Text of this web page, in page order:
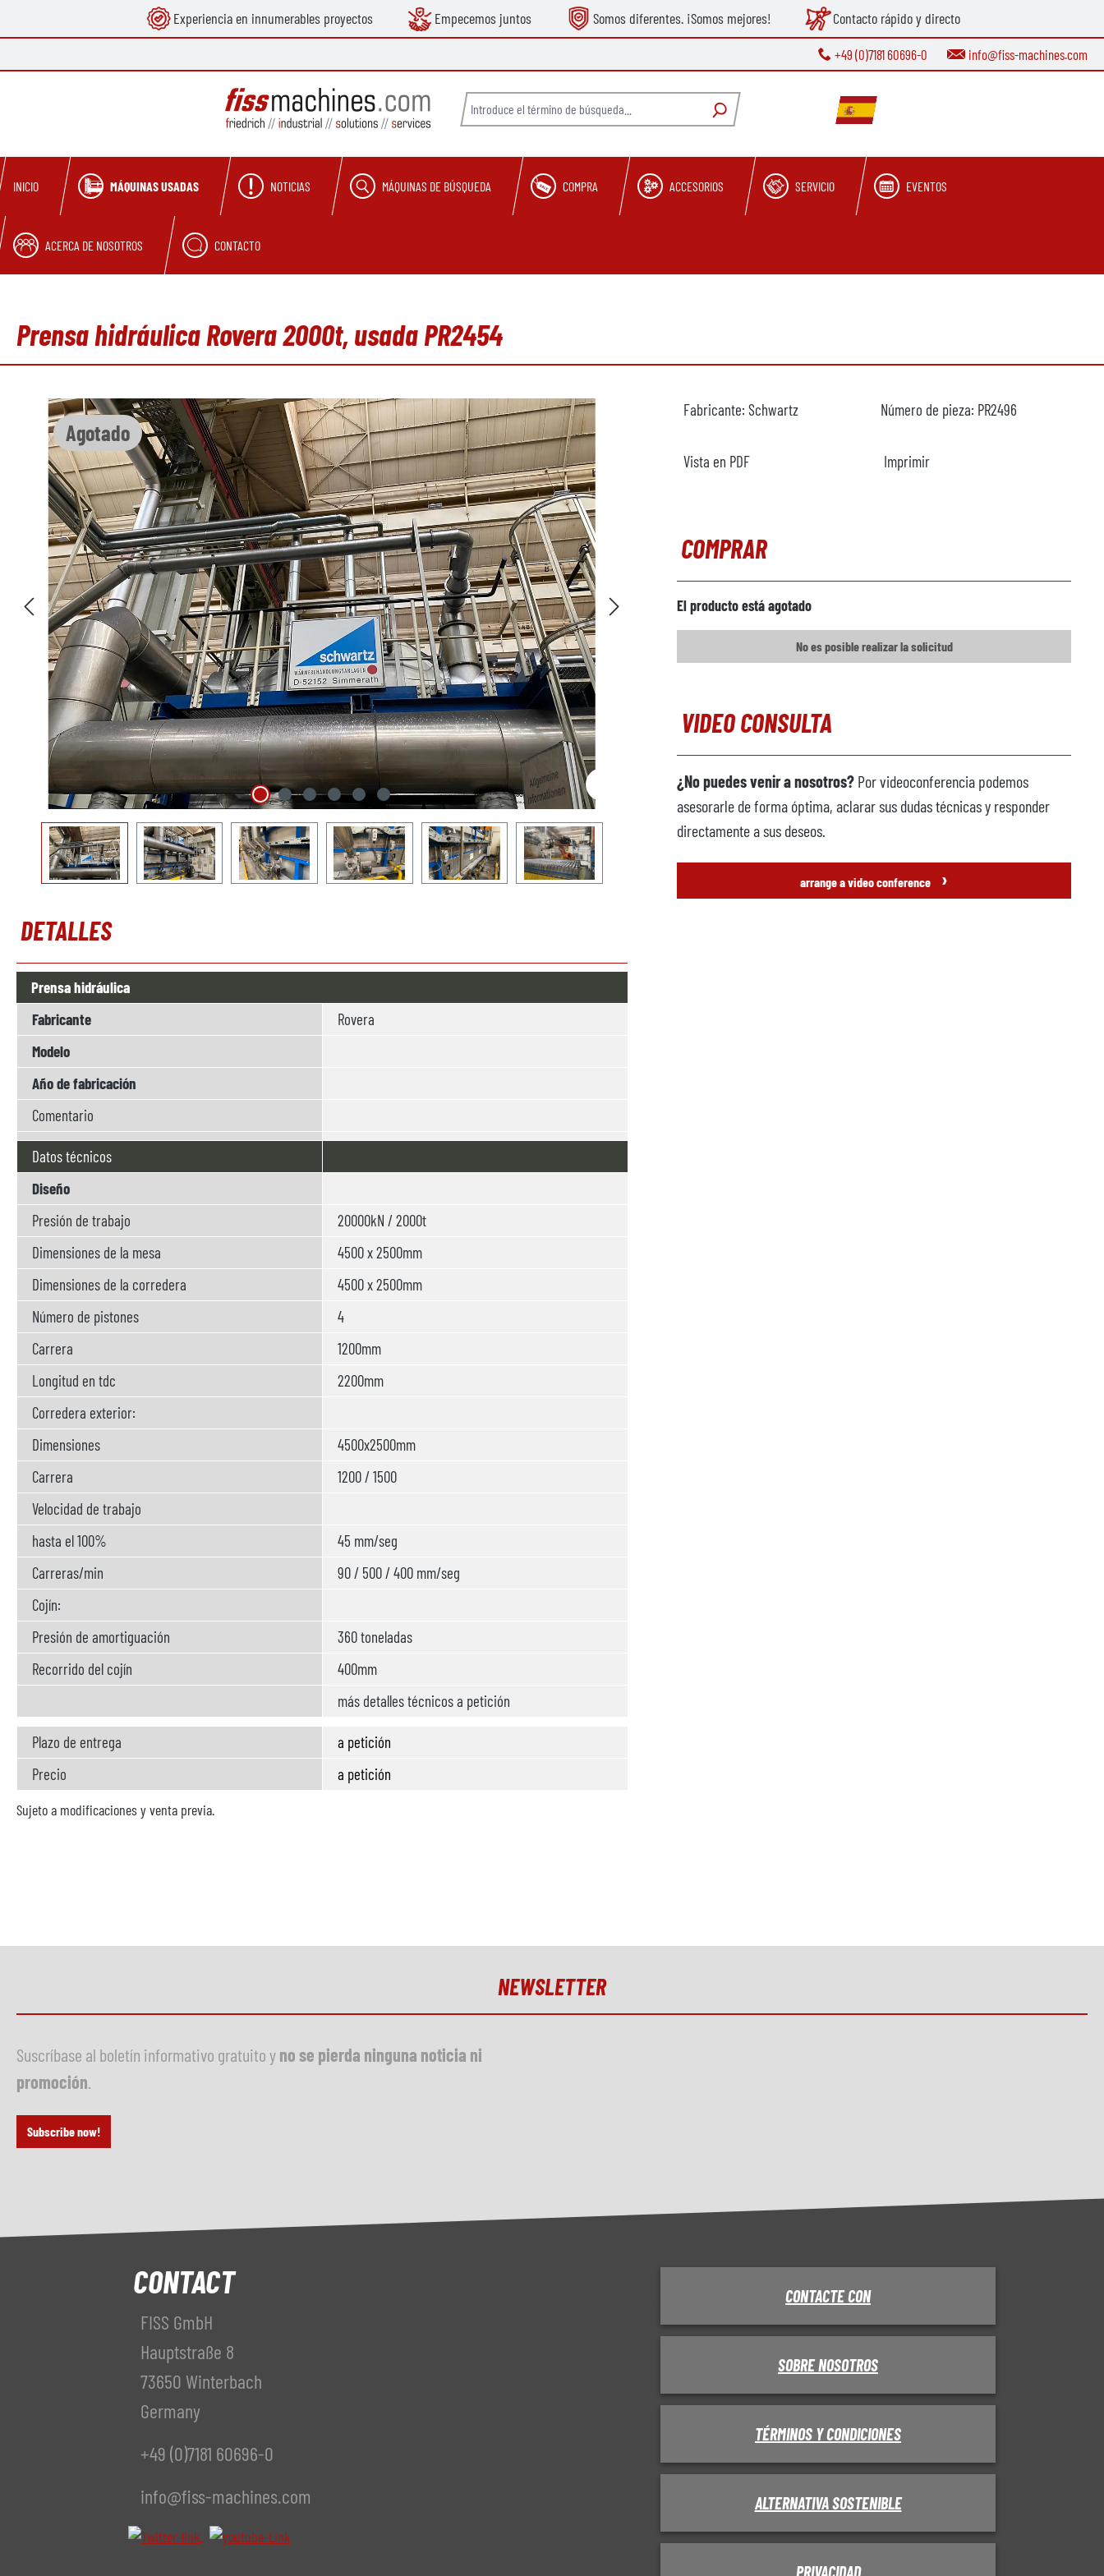
Saltar a la navegación principalExperiencia en innumerables proyectos Empecemos juntos Somos diferentes. ¡Somos mejores! Contacto rápido y directo
+49 (0)7181 60696-0 info@fiss-machines.com
INICIO MÁQUINAS USADAS NOTICIAS MÁQUINAS DE BÚSQUEDA COMPRA ACCESORIOS SERVICIO EVENTOS
ACERCA DE NOSOTROS CONTACTO
Prensa hidráulica Rovera 2000t, usada PR2454
Agotado
Omitir galería de imágenes
DETALLES
Prensa hidráulica
Fabricante
Rovera
Modelo
Año de fabricación
Comentario
Datos técnicos
Diseño
Presión de trabajo
20000kN / 2000t
Dimensiones de la mesa
4500 x 2500mm
Dimensiones de la corredera
4500 x 2500mm
Número de pistones
4
Carrera
1200mm
Longitud en tdc
2200mm
Corredera exterior:
Dimensiones
4500x2500mm
Carrera
1200 / 1500
Velocidad de trabajo
hasta el 100%
45 mm/seg
Carreras/min
90 / 500 / 400 mm/seg
Cojín:
Presión de amortiguación
360 toneladas
Recorrido del cojín
400mm
más detalles técnicos a petición
Plazo de entrega
a petición
Precio
a petición
Sujeto a modificaciones y venta previa.
Fabricante: Schwartz Número de pieza: PR2496
Vista en PDF Imprimir
COMPRAR
El producto está agotado
No es posible realizar la solicitud
VIDEO CONSULTA
¿No puedes venir a nosotros? Por videoconferencia podemos
asesorarle de forma óptima, aclarar sus dudas técnicas y responder
directamente a sus deseos.
arrange a video conference ›
NEWSLETTER
Suscríbase al boletín informativo gratuito yno se pierda ninguna noticia ni
promoción
Subscribe now!
CONTACT
FISS GmbH
Hauptstraße 8
73650 Winterbach
Germany
+49 (0)7181 60696-0
info@fiss-machines.com
CONTACTE CON
SOBRE NOSOTROS
TÉRMINOS Y CONDICIONES
ALTERNATIVA SOSTENIBLE
PRIVACIDAD